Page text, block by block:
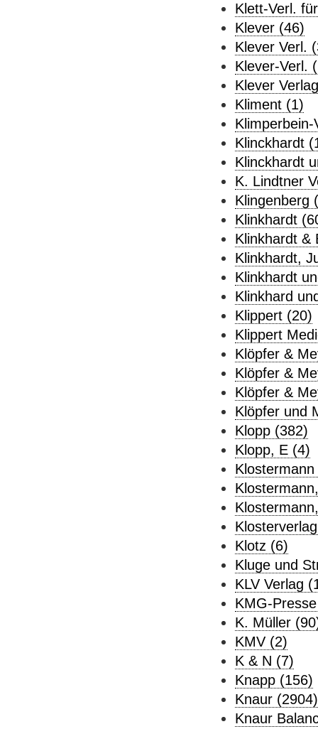
Klett-Verl.
Klever (46)
Klever Verl.
Klever-Verl.
Klever
Kliment (1)
Klimperbein-
Klinckhardt
Klinckhardt
K. Lindtner
Klingenberg
Klinkhardt
Klinkhardt &
Klinkhardt,
Klinkhardt
Klinkhard
Klippert (20)
Klippert
Klöpfer &
Klöpfer &
Klöpfer &
Klöpfer und
Klopp (382)
Klopp, E (4)
Klotz (6)
Kluge und
KLV Verlag
KMG-
K. Müller
KMV (2)
K & N (7)
Knapp (156)
Knaur (2904)
Knaur